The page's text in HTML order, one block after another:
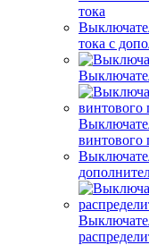
тока
тока с
винтового